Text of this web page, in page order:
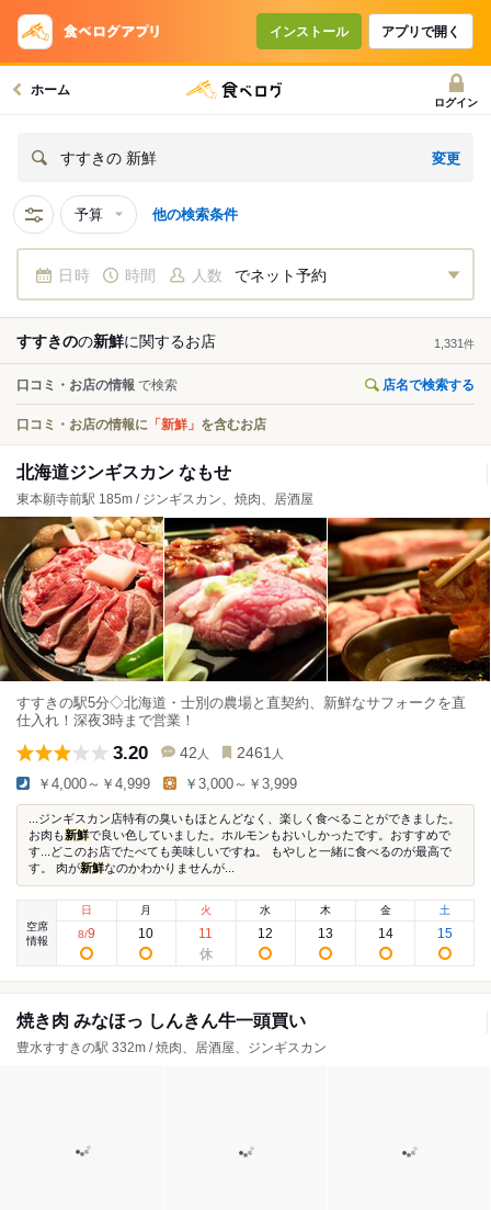
インストール アプリで開く
ホーム
ログイン
すすきの 新鮮 変更
予算 他の検索条件
日時 時間 人数 でネット予約
すすきのの新鮮に関するお店 1,331 件
口コミ・お店の情報 で検索 店名で検索する
口コミ・お店の情報に 「新鮮」 を含むお店
北海道ジンギスカン なもせ
東本願寺前駅 185m / ジンギスカン、焼肉、居酒屋
すすきの駅5分◇北海道・士別の農場と直契約、新鮮なサフォークを直
仕入れ！深夜3時まで営業！
3.20 42 人 2461 人
￥4,000～￥4,999 ￥3,000～￥3,999
...ジンギスカン店特有の臭いもほとんどなく、楽しく食べることができました。
お肉も新鮮で良い色していました。ホルモンもおいしかったです。おすすめで
す...どこのお店でたべても美味しいですね。 もやしと一緒に食べるのが最高で
す。 肉が新鮮なのかわかりませんが...
空席
情報
日
8/9
月
10
火
11
水
12
木
13
金
14
土
15
焼き肉 みなほっ しんきん牛一頭買い
豊水すすきの駅 332m / 焼肉、居酒屋、ジンギスカン